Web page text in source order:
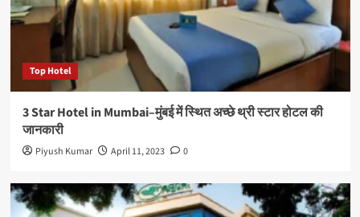
Top Hotel
3 Star Hotel in Mumbai–मुंबई में स्थित अच्छे थ्री स्टार होटल की
जानकारी
Piyush Kumar April 11, 2023 0